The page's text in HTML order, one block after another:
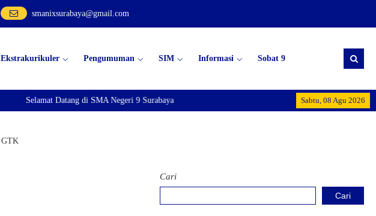
smanixsurabaya@gmail.com
Ekstrakurikuler Pengumuman SIM Informasi Sobat 9
Sabtu, 08 Agu 2026
Selamat Datang di SMA Negeri 9 Surabaya
GTK
Cari
Cari